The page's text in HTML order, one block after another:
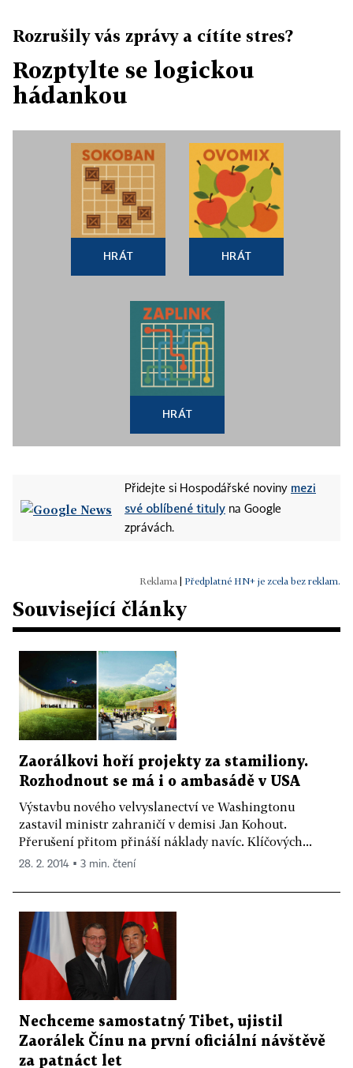
Rozrušily vás zprávy a cítíte stres?
Rozptylte se logickou
hádankou
HRÁT HRÁT
HRÁT
Přidejte si Hospodářské noviny mezi
své oblíbené tituly na Google
zprávách.
Předplatné HN+ je zcela bez reklam.
Související články
Zaorálkovi hoří projekty za stamiliony.
Rozhodnout se má i o ambasádě v USA
Výstavbu nového velvyslanectví ve Washingtonu
zastavil ministr zahraničí v demisi Jan Kohout.
Přerušení přitom přináší náklady navíc. Klíčových...
28. 2. 2014 ▪ 3 min. čtení
Nechceme samostatný Tibet, ujistil
Zaorálek Čínu na první oficiální návštěvě
za patnáct let